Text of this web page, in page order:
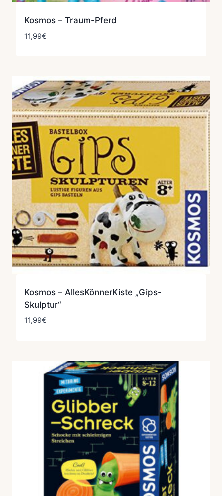
Kosmos – Traum-Pferd
11,99€
Kosmos – AllesKönnerKiste „Gips-
Skulptur“
11,99€